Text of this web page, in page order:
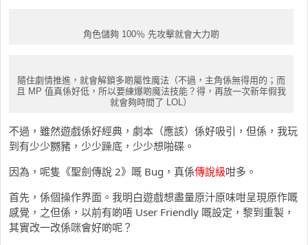
角色儲夠 100％ 先攻擊就會大力啲
隨住劇情推進，就會解鎖多啲屬性魔法（不過，主角係無得用的；而
且 MP 值真係好低，所以要練爆啲魔法技能？得，再放一次新年假我
就會夠時間了 LOL）
不過，雖然遊戲係好經典，劇本（應該）係好吸引，但係，我玩
到有少少嬲豬，少少躁底，少少想啪碟。
因為，呢隻《聖劍傳說 2》嘅 Bug，真係傳說級咁多。
首先，係個操作界面。我明白遊戲想盡量原汁原味咁呈現原作嘅
感覺，之但係，以前有啲唔 User Friendly 嘅設定，黎到重製，
其實改一改係咪會好啲呢？